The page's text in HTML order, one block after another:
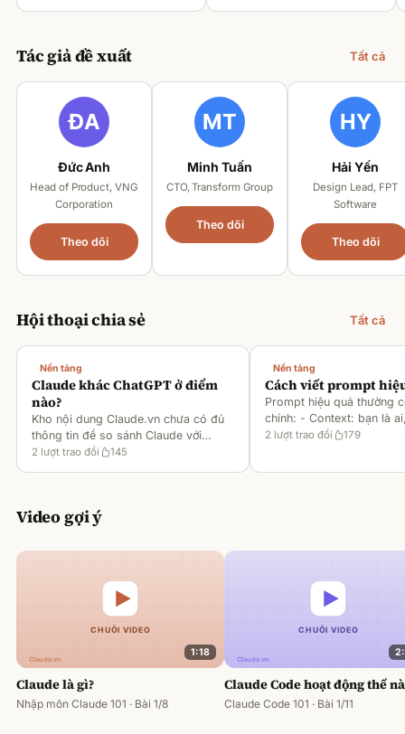
Tác giả đề xuất Tất cả
Đức Anh
Head of Product, VNG
Corporation
Theo dõi
Minh Tuấn
CTO, Transform Group
Theo dõi
Hải Yến
Design Lead, FPT
Software
Theo dõi
Hội thoại chia sẻ Tất cả
Nền tảng
Claude khác ChatGPT ở điểm
nào?
Kho nội dung Claude.vn chưa có đủ
thông tin để so sánh Claude với
ChatGPT. Hiện chỉ có tài liệu về
2 lượt trao đổi 145
Nền tảng
Cách viết prompt
Prompt hiệu quả thường
chính: - Context: bạn là
gì [1][2][6] - Task: muốn
2 lượt trao đổi 179
Video gợi ý
1:18
Claude là gì?
Nhập môn Claude 101 · Bài 1/8
Claude Code hoạt động thế
Claude Code 101 · Bài 1/11